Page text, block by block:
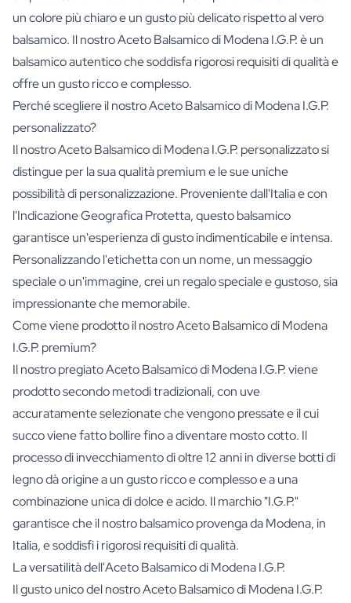
un colore più chiaro e un gusto più delicato rispetto al vero
balsamico. Il nostro Aceto Balsamico di Modena I.G.P. è un
balsamico autentico che soddisfa rigorosi requisiti di qualità e
offre un gusto ricco e complesso.
Perché scegliere il nostro Aceto Balsamico di Modena I.G.P.
personalizzato?
Il nostro Aceto Balsamico di Modena I.G.P. personalizzato si
distingue per la sua qualità premium e le sue uniche
possibilità di personalizzazione. Proveniente dall'Italia e con
l'Indicazione Geografica Protetta, questo balsamico
garantisce un'esperienza di gusto indimenticabile e intensa.
Personalizzando l'etichetta con un nome, un messaggio
speciale o un'immagine, crei un regalo speciale e gustoso, sia
impressionante che memorabile.
Come viene prodotto il nostro Aceto Balsamico di Modena
I.G.P. premium?
Il nostro pregiato Aceto Balsamico di Modena I.G.P. viene
prodotto secondo metodi tradizionali, con uve
accuratamente selezionate che vengono pressate e il cui
succo viene fatto bollire fino a diventare mosto cotto. Il
processo di invecchiamento di oltre 12 anni in diverse botti di
legno dà origine a un gusto ricco e complesso e a una
combinazione unica di dolce e acido. Il marchio "I.G.P."
garantisce che il nostro balsamico provenga da Modena, in
Italia, e soddisfi i rigorosi requisiti di qualità.
La versatilità dell'Aceto Balsamico di Modena I.G.P.
Il gusto unico del nostro Aceto Balsamico di Modena I.G.P.